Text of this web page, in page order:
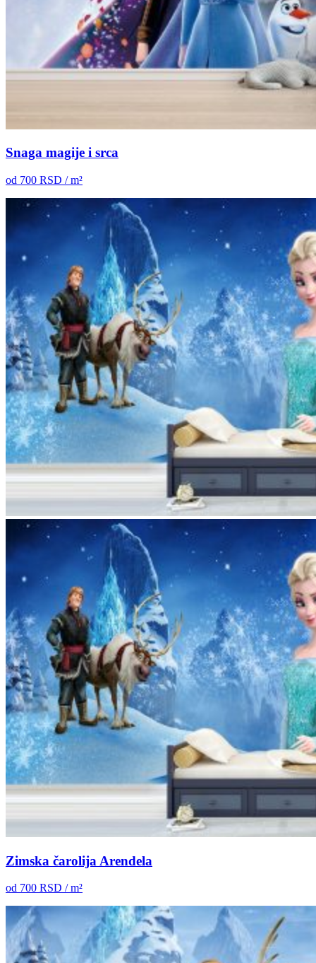
Snaga magije i srca
od 700 RSD / m²
Zimska čarolija Arendela
od 700 RSD / m²